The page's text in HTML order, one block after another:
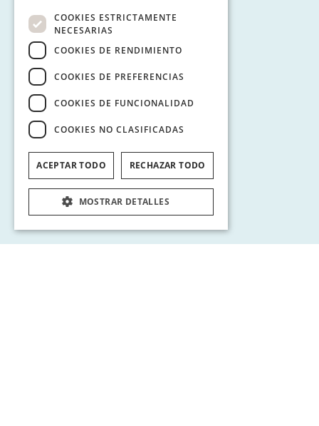
COOKIES ESTRICTAMENTE
NECESARIAS
COOKIES DE RENDIMIENTO
COOKIES DE PREFERENCIAS
COOKIES DE FUNCIONALIDAD
COOKIES NO CLASIFICADAS
ACEPTAR TODO RECHAZAR TODO
MOSTRAR DETALLES